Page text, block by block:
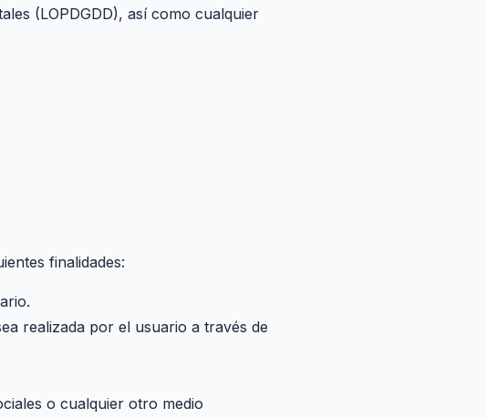
(LOPDGDD), así como cualquier
finalidades:
realizada por el usuario a través de
o cualquier otro medio